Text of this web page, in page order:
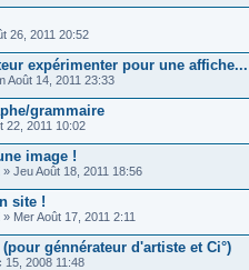
26, 2011 20:52
expérimenter pour une affiche...
Août 14, 2011 23:33
grammaire
22, 2011 10:02
image !
» Jeu Août 18, 2011 18:56
site !
» Mer Août 17, 2011 2:11
génnérateur d'artiste et Ci°)
15, 2008 11:48